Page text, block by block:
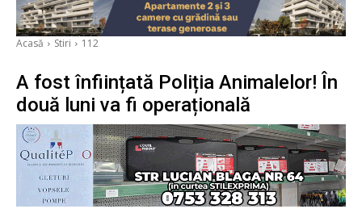
Acasă Stiri 112
A fost înființată Poliția Animalelor! În
două luni va fi operațională